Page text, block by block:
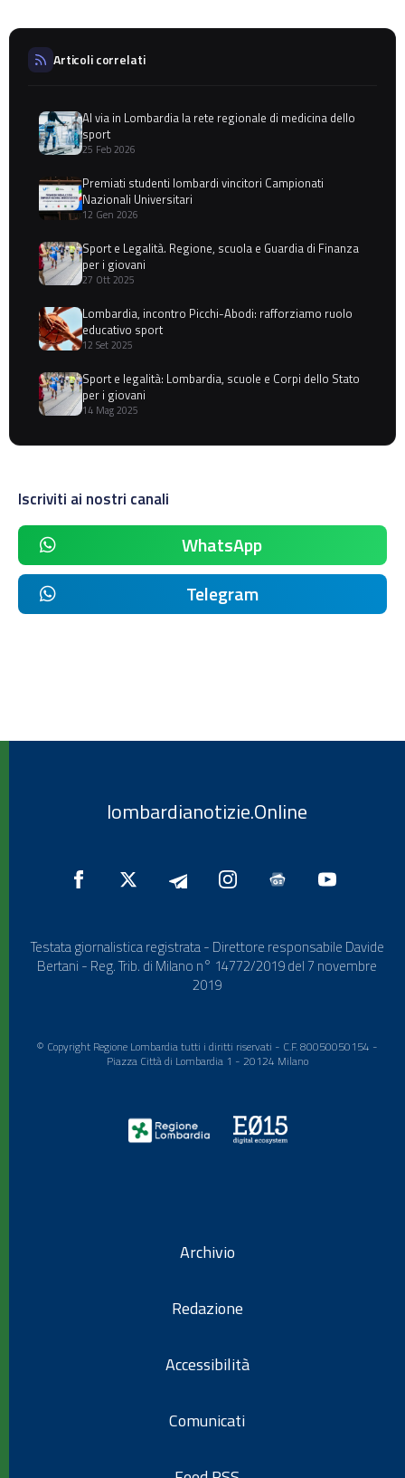
Articoli correlati
Al via in Lombardia la rete regionale di medicina dello
sport
25 Feb 2026
Premiati studenti lombardi vincitori Campionati
Nazionali Universitari
12 Gen 2026
Sport e Legalità. Regione, scuola e Guardia di Finanza
per i giovani
27 Ott 2025
Lombardia, incontro Picchi-Abodi: rafforziamo ruolo
educativo sport
12 Set 2025
Sport e legalità: Lombardia, scuole e Corpi dello Stato
per i giovani
14 Mag 2025
Iscriviti ai nostri canali
WhatsApp
Telegram
lombardianotizie.Online
Testata giornalistica registrata - Direttore responsabile Davide
Bertani - Reg. Trib. di Milano n° 14772/2019 del 7 novembre
2019
© Copyright Regione Lombardia tutti i diritti riservati - C.F. 80050050154 -
Piazza Città di Lombardia 1 - 20124 Milano
Archivio
Redazione
Accessibilità
Comunicati